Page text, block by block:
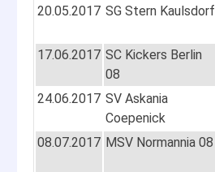
20.05.2017 SG Stern Kaulsdorf
17.06.2017 SC Kickers Berlin
08
24.06.2017 SV Askania
Coepenick
08.07.2017 MSV Normannia